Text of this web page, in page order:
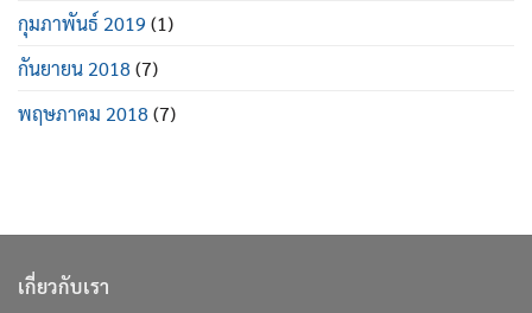
กุมภาพันธ์ 2019 (1)
กันยายน 2018(7)
พฤษภาคม 2018(7)
เกี่ยวกับเรา